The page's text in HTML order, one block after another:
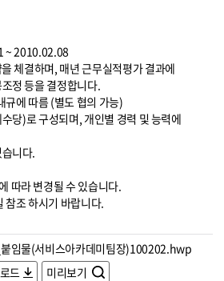
~ 2010.02.08
체결하며, 매년 근무실적평가 결과에
정 등을 결정합니다.
규에 따름 (별도 협의 가능)
당)로 구성되며, 개인별 경력 및 능력에
니다.
따라 변경될 수 있습니다.
참조 하시기 바랍니다.
임물(서비스아카데미팀장)100202.hwp
드
미리보기